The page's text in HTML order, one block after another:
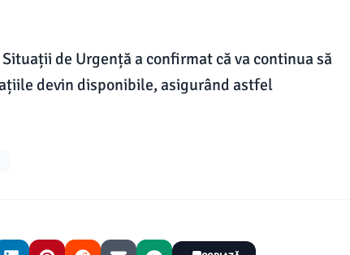
de Urgență a confirmat că va continua să
devin disponibile, asigurând astfel